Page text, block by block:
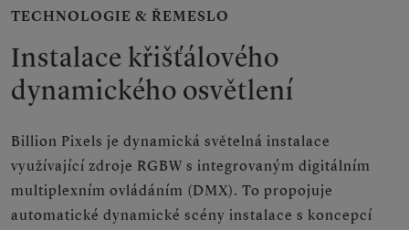
TECHNOLOGIE & ŘEMESLO
Instalace křišťálového
dynamického osvětlení
Billion Pixels je dynamická světelná instalace
využívající zdroje RGBW s integrovaným digitálním
multiplexním ovládáním (DMX). To propojuje
automatické dynamické scény instalace s koncepcí